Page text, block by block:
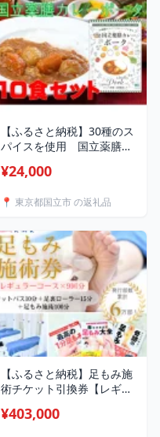
【ふるさと納税】30種のス
パイスを使用 国立薬膳カ
ット 小麦粉・ラード不使
¥24,000
📍 東京都国立市 の返礼品
【ふるさと納税】足もみ施
術チケット引換券【レギュ
【1586427】
¥403,000